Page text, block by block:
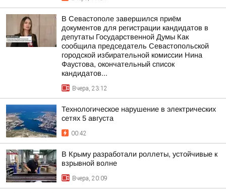
В Севастополе завершился приём
документов для регистрации кандидатов в
депутаты Государственной Думы Как
сообщила председатель Севастопольской
городской избирательной комиссии Нина
Фаустова, окончательный список
кандидатов...
Вчера, 23:12
Технологическое нарушение в электрических
сетях 5 августа
00:42
В Крыму разработали роллеты, устойчивые к
взрывной волне
Вчера, 20:09